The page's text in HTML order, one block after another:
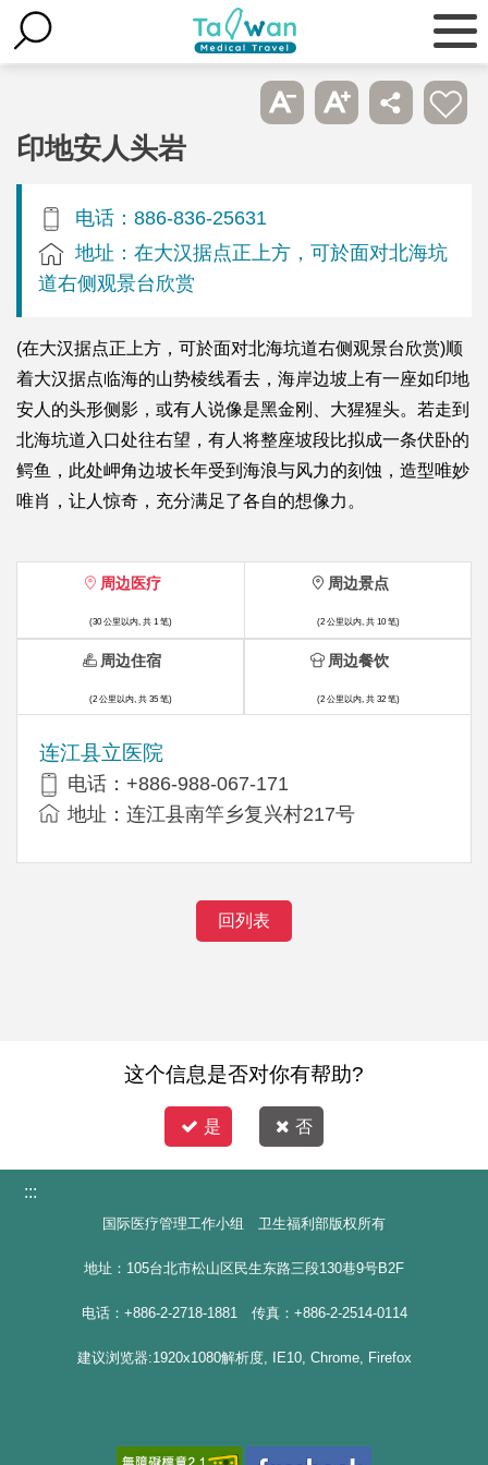
印地安人头岩
电话：886-836-25631
地址：在大汉据点正上方，可於面对北海坑
道右侧观景台欣赏
(在大汉据点正上方，可於面对北海坑道右侧观景台欣赏)顺
着大汉据点临海的山势棱线看去，海岸边坡上有一座如印地
安人的头形侧影，或有人说像是黑金刚、大猩猩头。若走到
北海坑道入口处往右望，有人将整座坡段比拟成一条伏卧的
鳄鱼，此处岬角边坡长年受到海浪与风力的刻蚀，造型唯妙
唯肖，让人惊奇，充分满足了各自的想像力。
周边医疗
(30 公里以内, 共 1 笔)
连江县立医院
电话：+886-988-067-171
地址：连江县南竿乡复兴村217号
周边景点
(2 公里以内, 共 10 笔)
周边住宿
(2 公里以内, 共 35 笔)
周边餐饮
(2 公里以内, 共 32 笔)
回列表
这个信息是否对你有帮助?
是 否
:::
国际医疗管理工作小组 卫生福利部版权所有
地址：105台北市松山区民生东路三段130巷9号B2F
电话：+886-2-2718-1881 传真：+886-2-2514-0114
建议浏览器:1920x1080解析度, IE10, Chrome, Firefox